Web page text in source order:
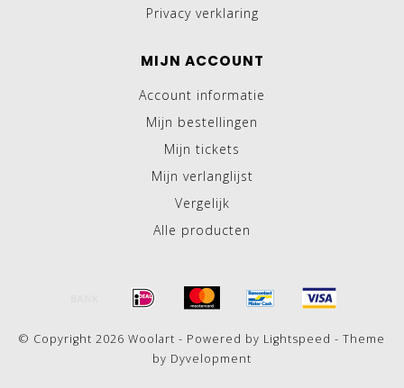
Privacy verklaring
MIJN ACCOUNT
Account informatie
Mijn bestellingen
Mijn tickets
Mijn verlanglijst
Vergelijk
Alle producten
© Copyright 2026 Woolart - Powered by Lightspeed - Theme
by Dyvelopment